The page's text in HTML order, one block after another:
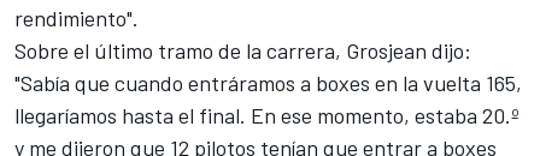
rendimiento".
Sobre el último tramo de la carrera, Grosjean dijo:
"Sabía que cuando entráramos a boxes en la vuelta 165,
llegaríamos hasta el final. En ese momento, estaba 20.º
y me dijeron que 12 pilotos tenían que entrar a boxes